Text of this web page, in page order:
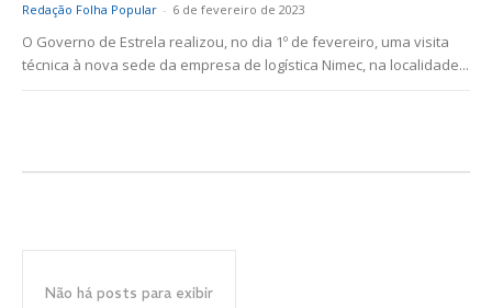
Redação Folha Popular - 6 de fevereiro de 2023
O Governo de Estrela realizou, no dia 1º de fevereiro, uma visita
técnica à nova sede da empresa de logística Nimec, na localidade...
Não há posts para exibir